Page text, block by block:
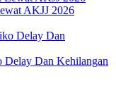
AKJJ 2026
Delay Dan Kehilangan